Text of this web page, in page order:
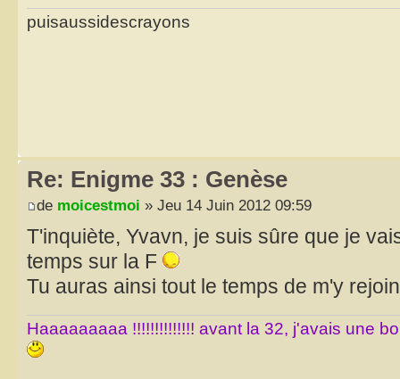
puisaussidescrayons
Re: Enigme 33 : Genèse
de moicestmoi » Jeu 14 Juin 2012 09:59
T'inquiète, Yvavn, je suis sûre que je
temps sur la F
Tu auras ainsi tout le temps de m'y
Haaaaaaaaa !!!!!!!!!!!!!! avant la 32, j'avais une